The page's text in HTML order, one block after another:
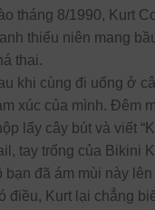
tháng 8/1990, Kurt
thiếu niên mang
thai.
khi cùng đi uống ở
xúc của mình. Đêm
lấy cây bút và viết
tay trống của Bikini
bạn đã ám mùi này lên
điều, Kurt lại chẳng